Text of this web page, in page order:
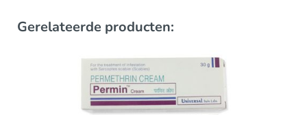
Gerelateerde producten: